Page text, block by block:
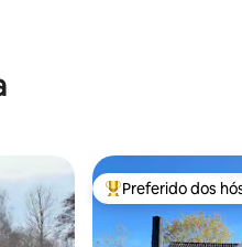
Entre os melhores
Preferido dos